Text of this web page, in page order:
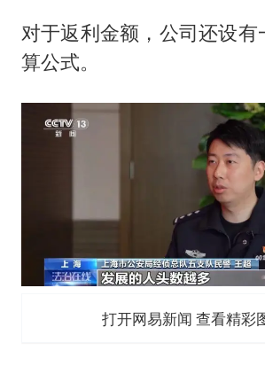
对于返利金额，公司还设有
算公式。
打开网易新闻 查看精彩